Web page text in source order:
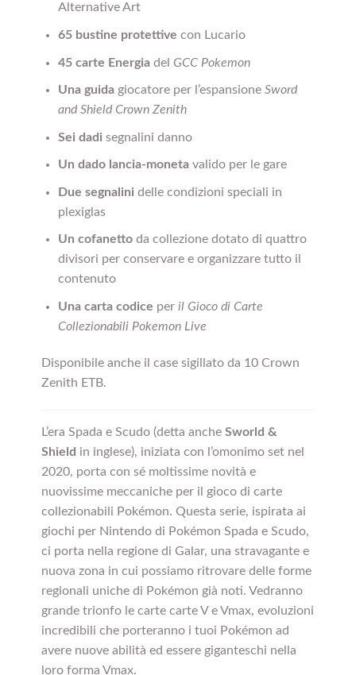
Alternative Art
65 bustine protettive con Lucario
45 carte Energiadel GCC Pokemon
Una guidagiocatore per l’espansione Sword
and Shield Crown Zenith
Sei dadi segnalini danno
Un dado lancia-monetavalido per le gare
Due segnalini delle condizioni speciali in
plexiglas
Un cofanettoda collezione dotato di quattro
divisori per conservare e organizzare tutto il
contenuto
Una carta codice per il Gioco di Carte
Collezionabili Pokemon Live
Disponibile anche il case sigillato da 10 Crown
Zenith ETB.
L’era Spada e Scudo (detta anche Sworld &
Shield in inglese), iniziata con l’omonimo set nel
2020, porta con sé moltissime novità e
nuovissime meccaniche per il gioco di carte
collezionabili Pokémon. Questa serie, ispirata ai
giochi per Nintendo di Pokémon Spada e Scudo,
ci porta nella regione di Galar, una stravagante e
nuova zona in cui possiamo ritrovare delle forme
regionali uniche di Pokémon già noti. Vedranno
grande trionfo le carte carte V e Vmax, evoluzioni
incredibili che porteranno i tuoi Pokémon ad
avere nuove abilità ed essere giganteschi nella
loro forma Vmax.